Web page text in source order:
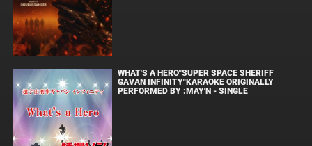
WHAT'S A HERO"SUPER SPACE SHERIFF
GAVAN INFINITY"KARAOKE ORIGINALLY
PERFORMED BY :MAY'N - SINGLE